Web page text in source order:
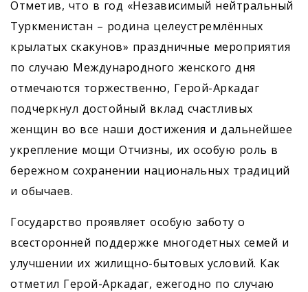
Отметив, что в год «Независимый нейтральный
Туркменистан – родина целеустремлённых
крылатых скакунов» праздничные мероприятия
по случаю Международного женского дня
отмечаются торжественно, Герой-Аркадаг
подчеркнул достойный вклад счастливых
женщин во все наши достижения и дальнейшее
укрепление мощи Отчизны, их особую роль в
бережном сохранении национальных традиций
и обычаев.
Государство проявляет особую заботу о
всесторонней поддержке многодетных семей и
улучшении их жилищно-бытовых условий. Как
отметил Герой-Аркадаг, ежегодно по случаю